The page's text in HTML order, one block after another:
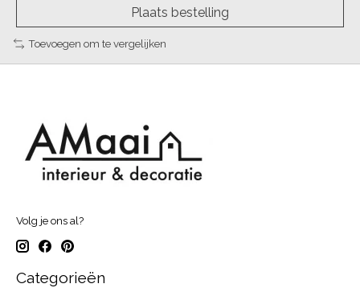
Plaats bestelling
Toevoegen om te vergelijken
Volg je ons al?
Categorieën